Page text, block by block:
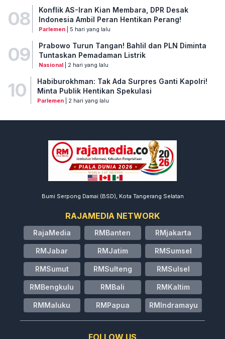
08
Konflik AS-Iran Kian Membara, DPR Desak
Indonesia Ambil Peran Hentikan Perang!
Parlemen| 5 hari yang lalu
09
Prabowo Turun Tangan! Bahlil dan PLN Diminta
Tuntaskan Pemadaman Listrik
Nasional| 2 hari yang lalu
10
Habiburokhman: Tak Ada Surpres Ganti Kapolri!
Minta Publik Hentikan Spekulasi
Parlemen| 2 hari yang lalu
Bumi Serpong Damai (BSD), Kota Tangerang Selatan
RAJAMEDIA NETWORK
RajaMedia RMBanten RMjakarta
RMJabar RMJatim RMSumsel
RMSumut RMSulteng RMSulsel
RMBengkulu RMBali RMKaltim
RMMaluku RMPapua RMIndramayu
FOLLOW US